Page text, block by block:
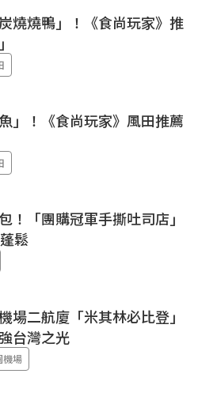
燒燒鴨」！《食尚玩家》推
」！《食尚玩家》風田推薦
！「團購冠軍手撕吐司店」
鬆
場二航廈「米其林必比登」
台灣之光
機場